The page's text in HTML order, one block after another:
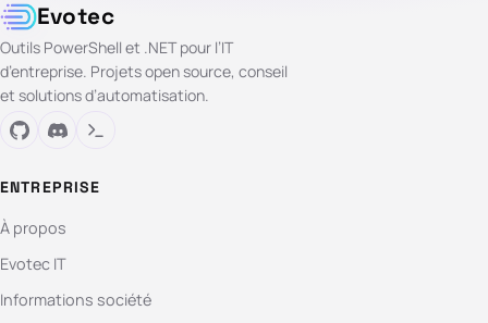
Evotec
Outils PowerShell et .NET pour l’IT
d’entreprise. Projets open source, conseil
et solutions d’automatisation.
ENTREPRISE
À propos
Evotec IT
Informations société